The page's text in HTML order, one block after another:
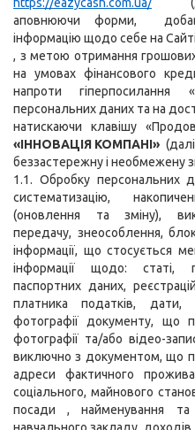
https://eazycash.com.ua/
аповнюючи форми,
інформацію щодо себе на Сайті
, з метою отримання грошових
на умовах фінансового
напроти
персональних даних та на
натискаючи клавішу
«ІННОВАЦІЯ КОМПАНІ»
беззастережну і необмежену
1.1. Обробку персональних
систематизацію,
(оновлення та зміну),
передачу, знеособлення,
інформації, що стосується
інформації щодо: статі,
паспортних даних,
платника податків,
фотографії документу, що
фотографії та/або відео-
виключно з документом, що
адреси фактичного
соціального, майнового
посади , найменування та